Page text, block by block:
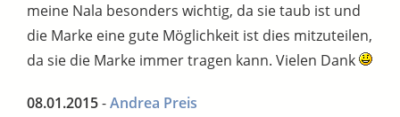
meine Nala besonders wichtig, da sie taub ist und
die Marke eine gute Möglichkeit ist dies mitzuteilen,
da sie die Marke immer tragen kann. Vielen Dank
08.01.2015-Andrea Preis